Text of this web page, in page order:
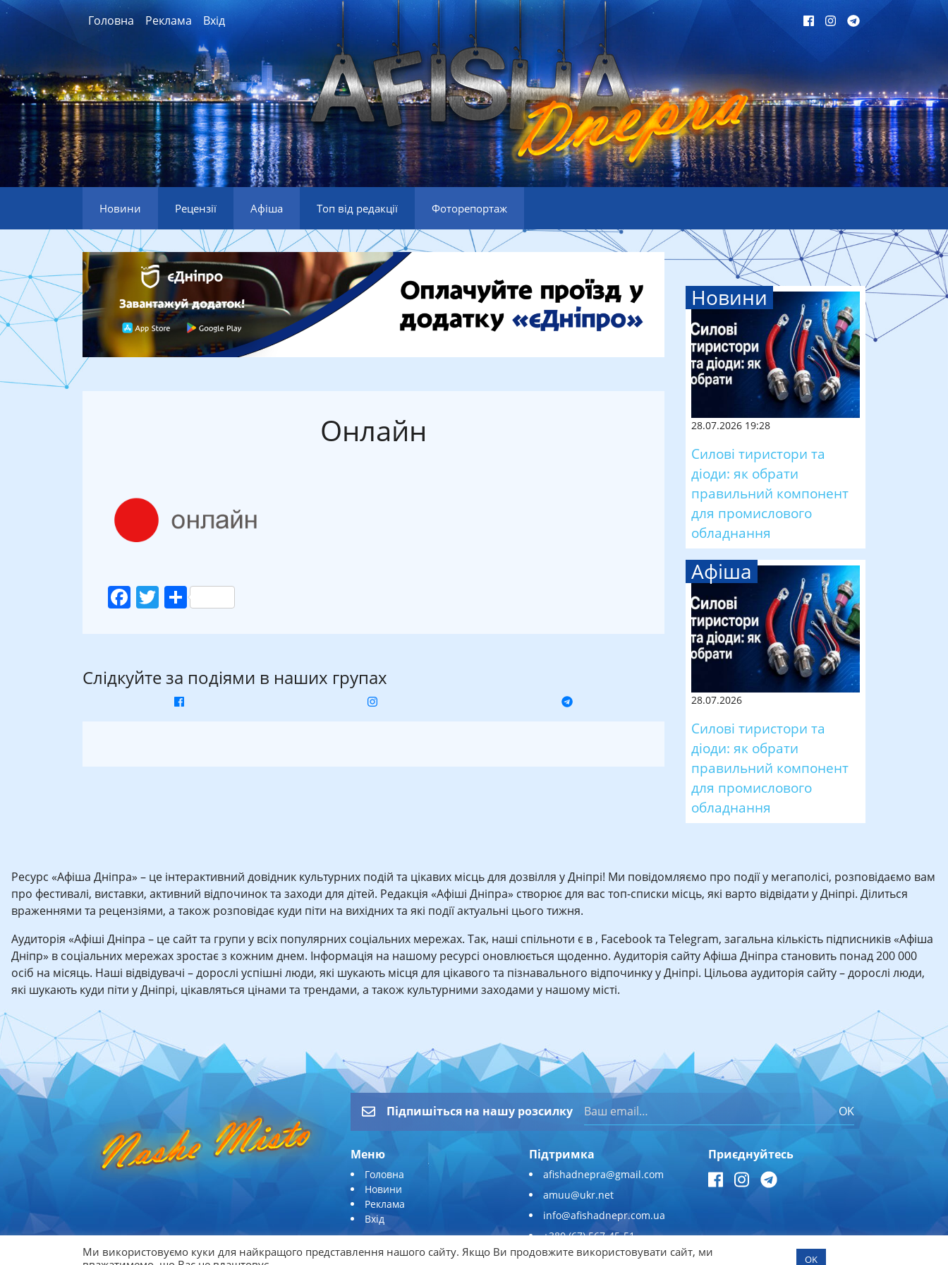
Головна Реклама Вхід
Новини Рецензії Афіша Топ від редакції Фоторепортаж
Онлайн
Facebook
Twitter
Поділитися
Слідкуйте за подіями в наших групах
Новини
28.07.2026 19:28
Силові тиристори та
діоди: як обрати
правильний компонент
для промислового
обладнання
Афіша
28.07.2026
Силові тиристори та
діоди: як обрати
правильний компонент
для промислового
обладнання
Ресурс «Афіша Дніпра» – це інтерактивний довідник культурних подій та цікавих місць для дозвілля у Дніпрі! Ми повідомляємо про події у мегаполісі, розповідаємо вам
про фестивалі, виставки, активний відпочинок та заходи для дітей. Редакція «Афіші Дніпра» створює для вас топ-списки місць, які варто відвідати у Дніпрі. Ділиться
враженнями та рецензіями, а також розповідає куди піти на вихідних та які події актуальні цього тижня.
Аудиторія «Афіші Дніпра – це сайт та групи у всіх популярних соціальних мережах. Так, наші спільноти є в , Facebook та Telegram, загальна кількість підписників «Афіша
Дніпр» в соціальних мережах зростає з кожним днем. Інформація на нашому ресурсі оновлюється щоденно. Аудиторія сайту Афіша Дніпра становить понад 200 000
осіб на місяць. Наші відвідувачі – дорослі успішні люди, які шукають місця для цікавого та пізнавального відпочинку у Дніпрі. Цільова аудиторія сайту – дорослі люди,
які шукають куди піти у Дніпрі, цікавляться цінами та трендами, а також культурними заходами у нашому місті.
Підпишіться на нашу розсилку OK
Меню
Головна
Новини
Реклама
Вхід
Підтримка
afishadnepra@gmail.com
amuu@ukr.net
info@afishadnepr.com.ua
+380 (67) 567-45-51
Приєднуйтесь
© 2026Афіша Дніпра
Ми використовуємо куки для найкращого представлення нашого сайту. Якщо Ви продовжите використовувати сайт, ми
OK